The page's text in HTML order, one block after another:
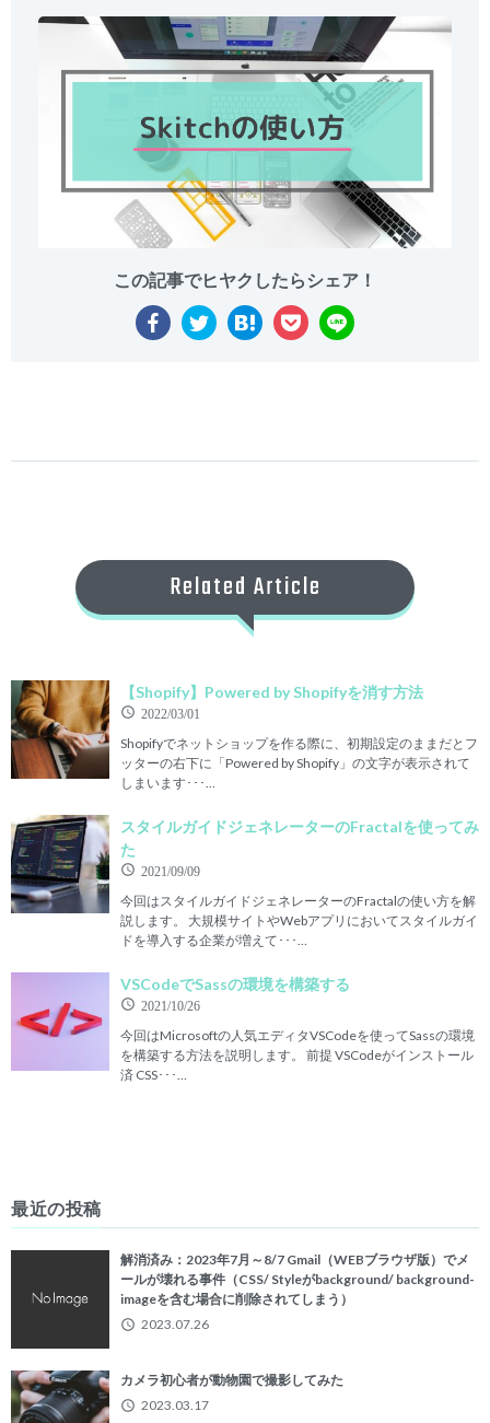
Related Article
【Shopify】Powered by Shopifyを消す方法
2022/03/01
Shopifyでネットショップを作る際に、初期設定のままだとフ
ッターの右下に「Powered by Shopify」の文字が表示されて
しまいます･･･…
スタイルガイドジェネレーターのFractalを使ってみ
た
2021/09/09
今回はスタイルガイドジェネレーターのFractalの使い方を解
説します。 大規模サイトやWebアプリにおいてスタイルガイ
ドを導入する企業が増えて･･･…
VSCodeでSassの環境を構築する
2021/10/26
今回はMicrosoftの人気エディタVSCodeを使ってSassの環境
を構築する方法を説明します。 前提 VSCodeがインストール
済 CSS･･･…
最近の投稿
解消済み：2023年7月～8/7 Gmail（WEBブラウザ版）でメ
ールが壊れる事件（CSS/ Styleがbackground/ background-
imageを含む場合に削除されてしまう）
2023.07.26
カメラ初心者が動物園で撮影してみた
2023.03.17